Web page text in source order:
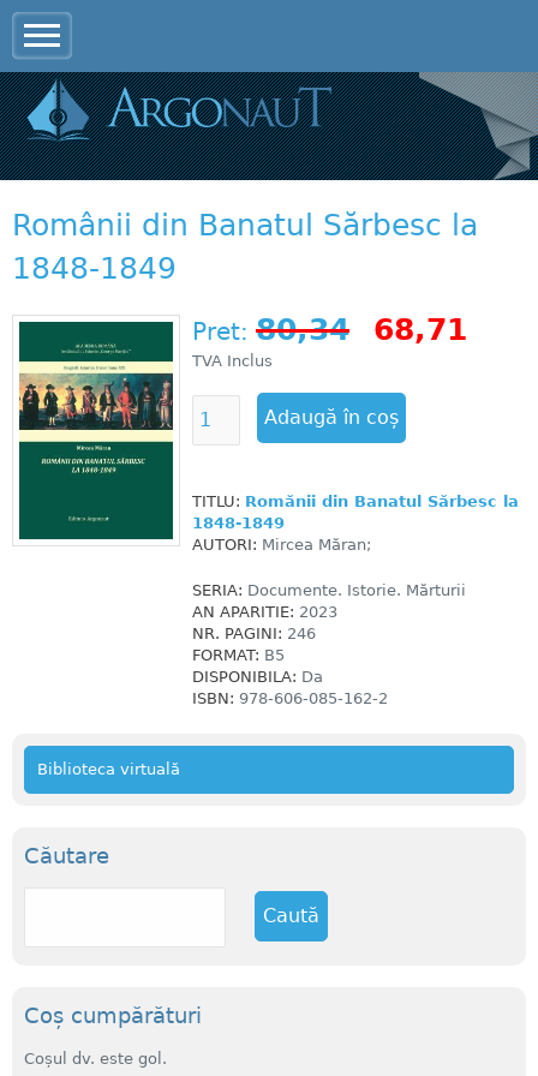
Românii din Banatul Sărbesc la
1848-1849
Pret: 80,34 68,71
TVA Inclus
TITLU: Romănii din Banatul Sărbesc la
1848-1849
AUTORI: Mircea Măran;
SERIA: Documente. Istorie. Mărturii
AN APARITIE: 2023
NR. PAGINI: 246
FORMAT: B5
DISPONIBILA: Da
ISBN: 978-606-085-162-2
Biblioteca virtuală
Căutare
C
Coș cumpărături
Coșul dv. este gol.